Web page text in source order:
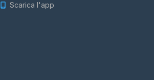
Scarica l'app